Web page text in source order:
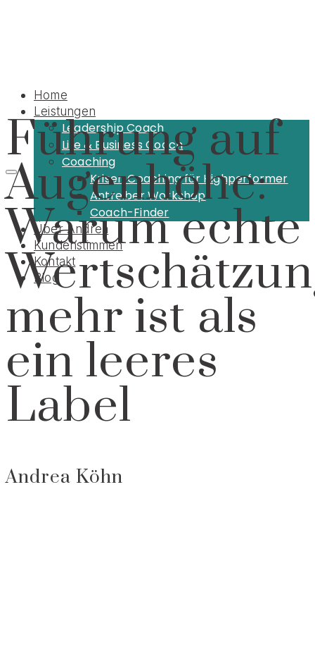
Home
Leistungen
Leadership Coach
Life & Business Coach
Coaching
Krisen Coaching für Highperformer
Antreiber Workshop
Coach-Finder
Über Andrea
Kundenstimmen
Kontakt
Blog
Führung auf
Augenhöhe:
Warum echte
mehr ist als
ein leeres
Label
Andrea Köhn